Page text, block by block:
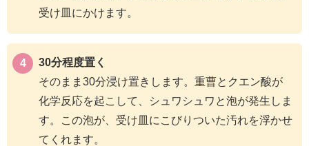
受け皿にかけます。
30分程度置く
そのまま30分浸け置きします。重曹とクエン酸が
化学反応を起こして、シュワシュワと泡が発生しま
す。この泡が、受け皿にこびりついた汚れを浮かせ
てくれます。